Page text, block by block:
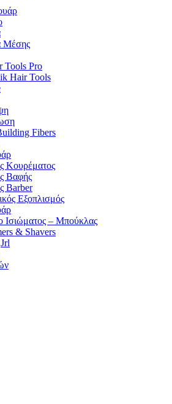
Μέσης
Tools Pro
Hair Tools
Fibers
Κουρέματος
Βαφής
Barber
Εξοπλισμός
Ισιώματος – Μπούκλας
& Shavers
Jrl